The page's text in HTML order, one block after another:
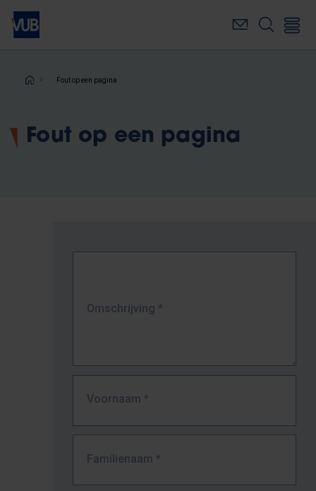
Overslaan
naar
inhoudKruimelpad
Fout op een pagina
Fout op een pagina
Omschrijving *
Voornaam *
Familienaam *